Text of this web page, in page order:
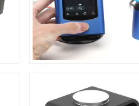
+
颗粒分光色差仪